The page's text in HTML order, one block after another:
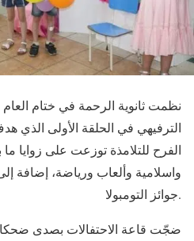
نظمت ثانوية الرحمة في ختام
الترفيهي في الحلقة الأولى الذي
الفرح للتلامذة توزعت على زوايا ما
واسلامية وألعاب ورياضة، إضافة
جوائز التومبولا.
ضجّت قاعة الاحتفالات بصدى ضحكات